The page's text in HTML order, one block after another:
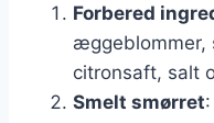
Forbered
æggeblommer,
citronsaft, salt
Smelt smørret